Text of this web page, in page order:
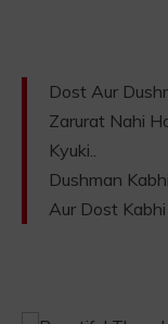
Dost Aur
Zarurat Nahi
Kyuki..
Dushman
Aur Dost